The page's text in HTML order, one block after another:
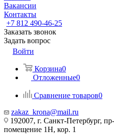
Вакансии
Контакты
+7 812 490-46-25
Заказать звонок
Задать вопрос
Войти
Корзина0
Отложенные0
Сравнение товаров0
zakaz_krona@mail.ru
192007, г. Санкт-Петербург,
помещение 1Н, кор. 1